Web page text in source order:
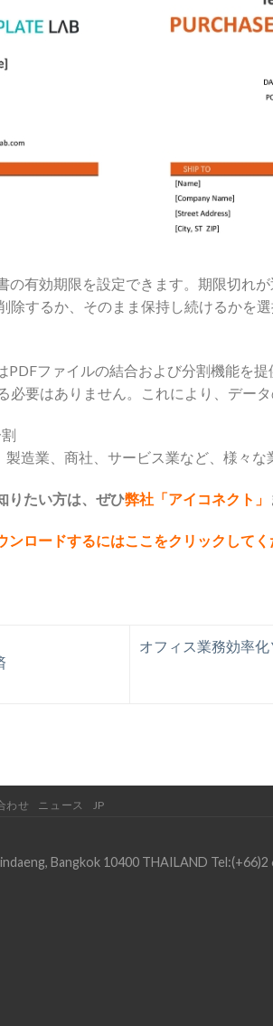
の有効期限を設定できます。期限切れ
するか、そのまま保持し続けるかを選
PDFファイルの結合および分割機能を
要はありません。これにより、データ
造業、商社、サービス業など、様々な
りたい方は、ぜひ弊社「アイコネクト」
ロードするにはここをクリックしてく
オフィス業務効率
わせ ニュース JP
Bangkok 10400 THAILAND Tel:(+66)2